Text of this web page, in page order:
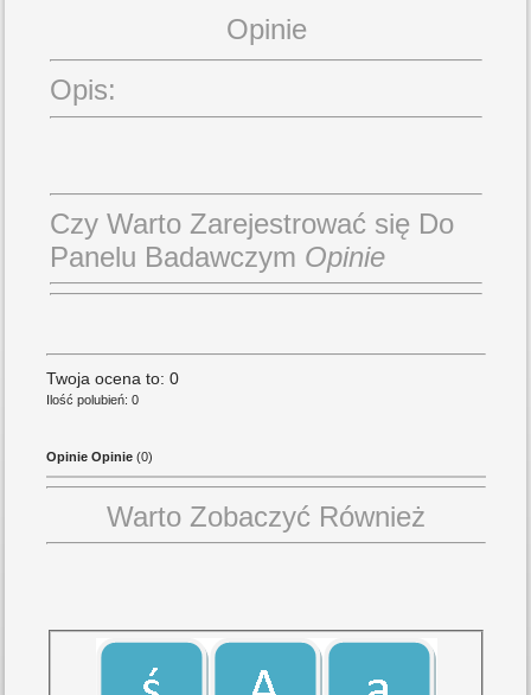
Opinie
Opis:
Czy Warto Zarejestrować się Do
Panelu Badawczym Opinie
Twoja ocena to: 0
Ilość polubień: 0
Opinie Opinie (0)
Warto Zobaczyć Również